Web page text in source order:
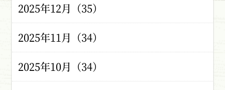
2025年12月（35）
2025年11月（34）
2025年10月（34）